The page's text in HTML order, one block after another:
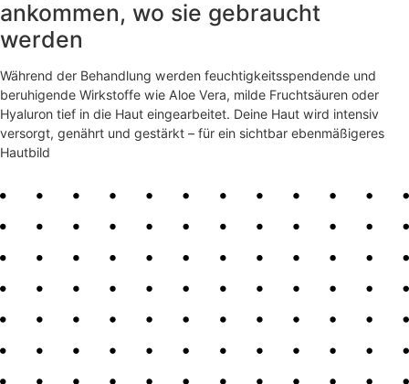
ankommen, wo sie gebraucht
werden
Während der Behandlung werden feuchtigkeitsspendende und
beruhigende Wirkstoffe wie Aloe Vera, milde Fruchtsäuren oder
Hyaluron tief in die Haut eingearbeitet. Deine Haut wird intensiv
versorgt, genährt und gestärkt – für ein sichtbar ebenmäßigeres
Hautbild